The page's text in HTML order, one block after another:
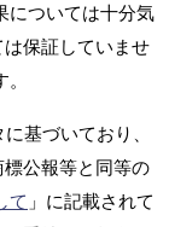
については十分気
保証していませ
基づいており、
公報等と同等の
て 」に記載されて